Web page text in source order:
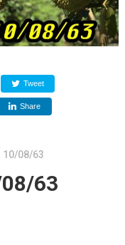
Tweet
Share
08/63
63